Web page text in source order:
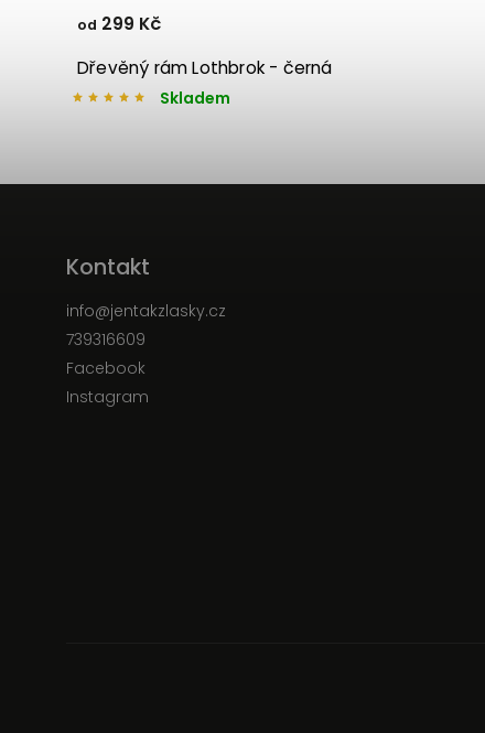
Dřevěný rám Lothbrok - černá
Skladem
od 299 Kč
Kontakt
info@jentakzlasky.cz
739316609
Facebook
Instagram